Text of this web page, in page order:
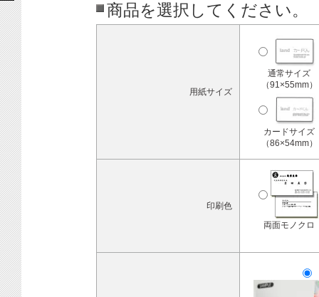
商品を選択してください。
用紙サイズ
通常サイズ
（91×55mm）
カードサイズ
（86×54mm）
印刷色
両面モノクロ